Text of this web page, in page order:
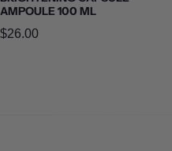
AMPOULE 100 ML
Precio normal
$26.00